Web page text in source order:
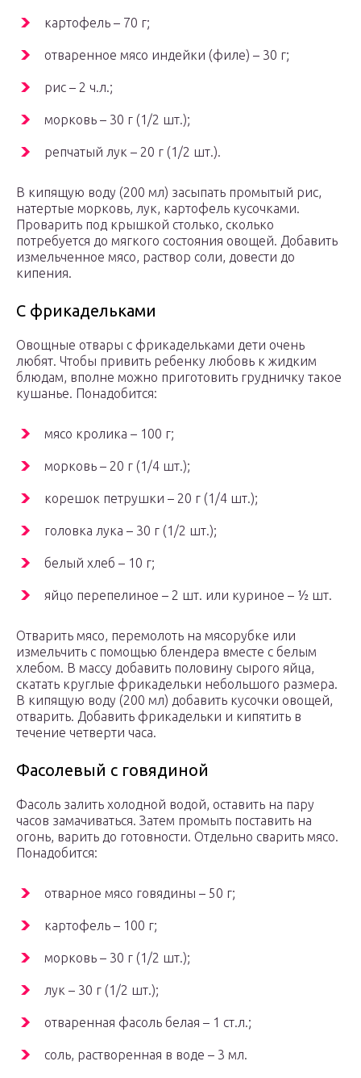
картофель – 70 г;
отваренное мясо индейки (филе) – 30 г;
рис – 2 ч.л.;
морковь – 30 г (1/2 шт.);
репчатый лук – 20 г (1/2 шт.).
В кипящую воду (200 мл) засыпать промытый рис,
натертые морковь, лук, картофель кусочками.
Проварить под крышкой столько, сколько
потребуется до мягкого состояния овощей. Добавить
измельченное мясо, раствор соли, довести до
кипения.
С фрикадельками
Овощные отвары с фрикадельками дети очень
любят. Чтобы привить ребенку любовь к жидким
блюдам, вполне можно приготовить грудничку такое
кушанье. Понадобится:
мясо кролика – 100 г;
морковь – 20 г (1/4 шт.);
корешок петрушки – 20 г (1/4 шт.);
головка лука – 30 г (1/2 шт.);
белый хлеб – 10 г;
яйцо перепелиное – 2 шт. или куриное – ½ шт.
Отварить мясо, перемолоть на мясорубке или
измельчить с помощью блендера вместе с белым
хлебом. В массу добавить половину сырого яйца,
скатать круглые фрикадельки небольшого размера.
В кипящую воду (200 мл) добавить кусочки овощей,
отварить. Добавить фрикадельки и кипятить в
течение четверти часа.
Фасолевый с говядиной
Фасоль залить холодной водой, оставить на пару
часов замачиваться. Затем промыть поставить на
огонь, варить до готовности. Отдельно сварить мясо.
Понадобится:
отварное мясо говядины – 50 г;
картофель – 100 г;
морковь – 30 г (1/2 шт.);
лук – 30 г (1/2 шт.);
отваренная фасоль белая – 1 ст.л.;
соль, растворенная в воде – 3 мл.